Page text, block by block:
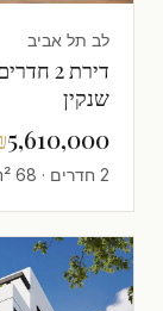
לב תל אביב
דירת
שנקין
5,610,000
2 חדרים · 68 m²